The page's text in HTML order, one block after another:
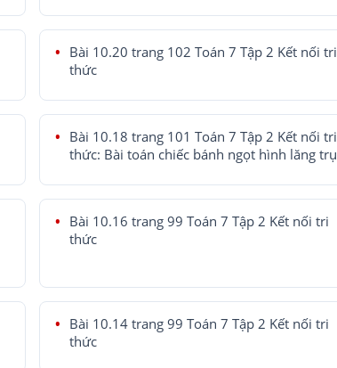
Bài 10.20 trang 102 Toán 7 Tập 2 Kết nối tri
thức
Bài 10.18 trang 101 Toán 7 Tập 2 Kết nối tri
thức: Bài toán chiếc bánh ngọt hình lăng trụ
Bài 10.16 trang 99 Toán 7 Tập 2 Kết nối tri
thức
Bài 10.14 trang 99 Toán 7 Tập 2 Kết nối tri
thức